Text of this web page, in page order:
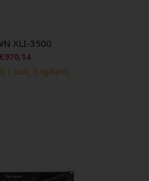
XLI-3500
€970,14
1 εως 3 ημέρες